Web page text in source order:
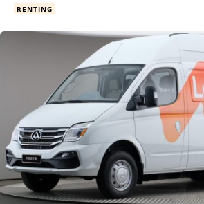
RENTING